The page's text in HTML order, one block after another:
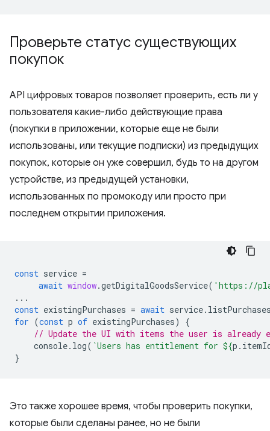
Проверьте статус существующих
покупок
API цифровых товаров позволяет проверить, есть ли у
пользователя какие-либо действующие права
(покупки в приложении, которые еще не были
использованы, или текущие подписки) из предыдущих
покупок, которые он уже совершил, будь то на другом
устройстве, из предыдущей установки,
использованных по промокоду или просто при
последнем открытии приложения.
const service =
await window.getDigitalGoodsService( 'https://
...
const existingPurchases = await service.
for (const p of existingPurchases)
{
// Update the UI with items the user is
console. log( `Users has entitlement for ${p .
}
Это также хорошее время, чтобы проверить покупки,
которые были сделаны ранее, но не были